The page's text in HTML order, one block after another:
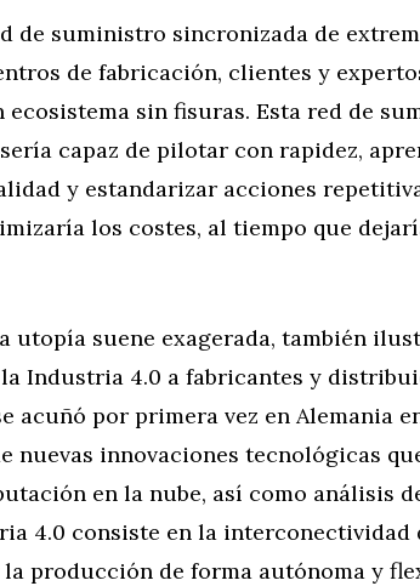
de suministro sincronizada de
de fabricación, clientes y
ecosistema sin fisuras. Esta red de
capaz de pilotar con rapidez,
y estandarizar acciones
los costes, al tiempo que
utopía suene exagerada, también
Industria 4.0 a fabricantes y
acuñó por primera vez en Alemania
nuevas innovaciones tecnológicas
en la nube, así como análisis
4.0 consiste en la interconectividad
producción de forma autónoma y